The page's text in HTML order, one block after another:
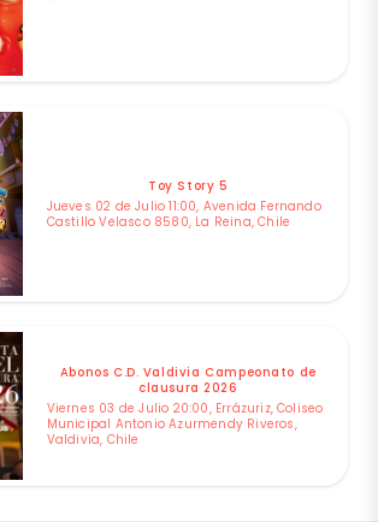
Toy Story 5
Jueves 02 de Julio 11:00, Avenida Fernando
Castillo Velasco 8580, La Reina, Chile
Abonos C.D. Valdivia Campeonato de
clausura 2026
Viernes 03 de Julio 20:00, Errázuriz, Coliseo
Municipal Antonio Azurmendy Riveros,
Valdivia, Chile